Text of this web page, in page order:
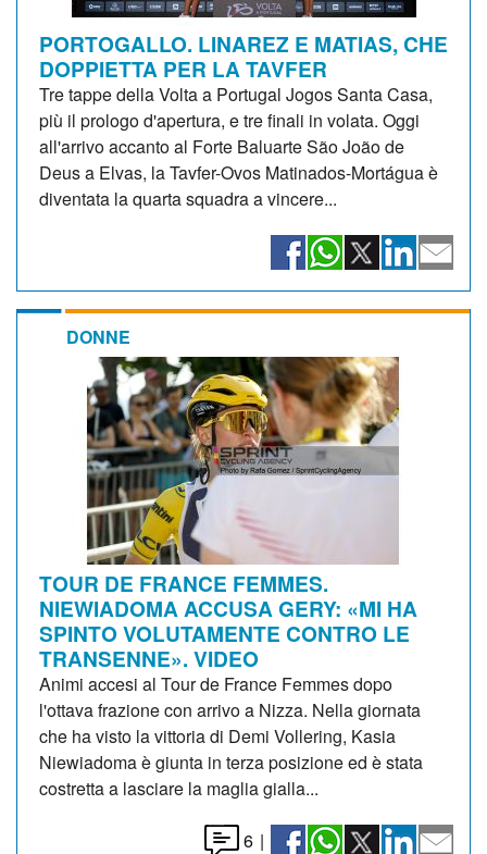
PORTOGALLO. LINAREZ E MATIAS, CHE
DOPPIETTA PER LA TAVFER
Tre tappe della Volta a Portugal Jogos Santa Casa,
più il prologo d'apertura, e tre finali in volata. Oggi
all'arrivo accanto al Forte Baluarte São João de
Deus a Elvas, la Tavfer-Ovos Matinados-Mortágua è
diventata la quarta squadra a vincere...
DONNE
TOUR DE FRANCE FEMMES.
NIEWIADOMA ACCUSA GERY: «MI HA
SPINTO VOLUTAMENTE CONTRO LE
TRANSENNE». VIDEO
Animi accesi al Tour de France Femmes dopo
l'ottava frazione con arrivo a Nizza. Nella giornata
che ha visto la vittoria di Demi Vollering, Kasia
Niewiadoma è giunta in terza posizione ed è stata
costretta a lasciare la maglia gialla...
6 |